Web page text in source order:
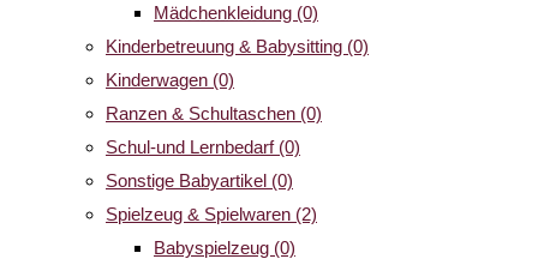
Mädchenkleidung (0)
Kinderbetreuung & Babysitting (0)
Kinderwagen (0)
Ranzen & Schultaschen (0)
Schul-und Lernbedarf (0)
Sonstige Babyartikel (0)
Spielzeug & Spielwaren (2)
Babyspielzeug (0)